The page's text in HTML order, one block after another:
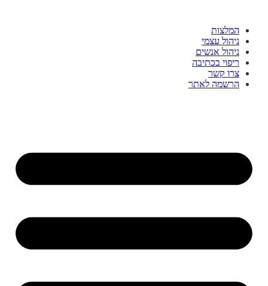
המלצות
ניהול עצמי
ניהול אנשים
ריפוי בכתיבה
צרו קשר
הרשמה לאתר